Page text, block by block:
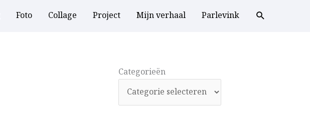
Foto Collage Project Mijn verhaal Parlevink
Categorieën
Categorieën